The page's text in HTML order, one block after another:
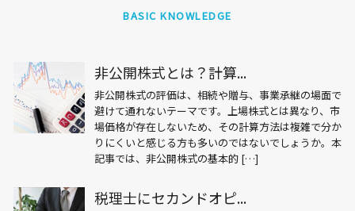
BASIC KNOWLEDGE
非公開株式とは？計算...
非公開株式の評価は、相続や贈与、事業承継の場面で
避けて通れないテーマです。上場株式とは異なり、市
場価格が存在しないため、その計算方法は複雑で分か
りにくいと感じる方も多いのではないでしょうか。本
記事では、非公開株式の基本的 […]
税理士にセカンドオピ...